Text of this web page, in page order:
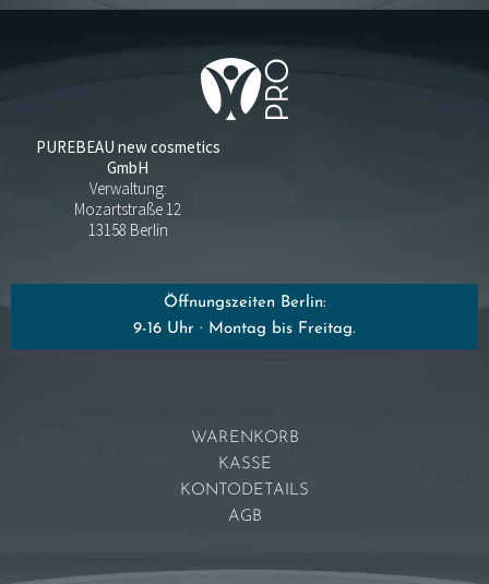
PUREBEAU new cosmetics
GmbH
Verwaltung:
Mozartstraße 12
13158 Berlin
Öffnungszeiten Berlin:
9-16 Uhr · Montag bis Freitag.
WARENKORB
KASSE
KONTODETAILS
AGB